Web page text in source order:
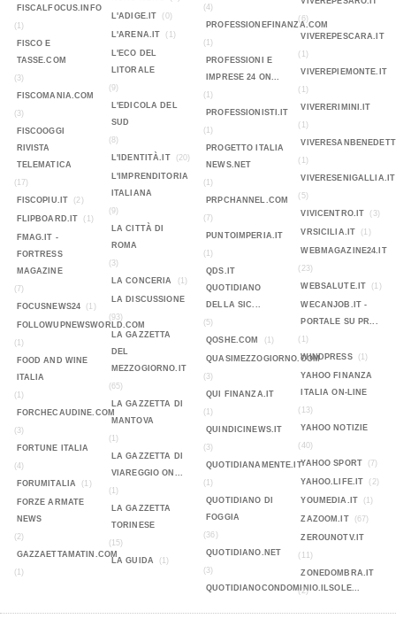
FISCALFOCUS.INFO
(1)
FISCO E
TASSE.COM
(3)
FISCOMANIA.COM
(3)
FISCOOGGI
RIVISTA
TELEMATICA
(17)
FISCOPIU.IT
(2)
FLIPBOARD.IT (1)
FMAG.IT -
FORTRESS
MAGAZINE
(7)
FOCUSNEWS24
(1)
FOLLOWUPNEWSWORLD.COM
(1)
FOOD AND WINE
ITALIA
(1)
FORCHECAUDINE.COM
(3)
FORTUNE ITALIA
(4)
FORUMITALIA
(1)
FORZE ARMATE
NEWS
(2)
GAZZAETTAMATIN.COM
(1)
L'ADIGE.IT (0)
L'ARENA.IT (1)
L'ECO DEL
LITORALE
(9)
L'EDICOLA DEL
SUD
(8)
L'IDENTITÀ.IT
(20)
L'IMPRENDITORIA
ITALIANA
(9)
LA CITTÀ DI
ROMA
(3)
LA CONCERIA
(1)
LA DISCUSSIONE
(93)
LA GAZZETTA
DEL
MEZZOGIORNO.IT
(65)
LA GAZZETTA DI
MANTOVA
(1)
LA GAZZETTA DI
VIAREGGIO ON...
(1)
LA GAZZETTA
TORINESE
(15)
LA GUIDA
(1)
(4)
PROFESSIONEFINANZA.COM
(1)
PROFESSIONI E
IMPRESE 24 ON...
(1)
PROFESSIONISTI.IT
(1)
PROGETTO ITALIA
NEWS.NET
(1)
PRPCHANNEL.COM
(7)
PUNTOIMPERIA.IT
(1)
QDS.IT
QUOTIDIANO
DELLA SIC...
(5)
QOSHE.COM
(1)
QUASIMEZZOGIORNO.COM
(3)
QUI FINANZA.IT
(1)
QUINDICINEWS.IT
(3)
QUOTIDIANAMENTE.IT
(1)
QUOTIDIANO DI
FOGGIA
(36)
QUOTIDIANO.NET
(3)
QUOTIDIANOCONDOMINIO.ILSOLE...
(6)
VIVEREPESCARA.IT
(1)
VIVEREPIEMONTE.IT
(1)
VIVERERIMINI.IT
(1)
(1)
VIVERESENIGALLIA.IT
(5)
VIVICENTRO.IT
(3)
VRSICILIA.IT (1)
WEBMAGAZINE24.IT
(23)
WEBSALUTE.IT
(1)
WECANJOB.IT -
PORTALE SU PR...
(1)
WINDPRESS
(1)
YAHOO FINANZA
ITALIA ON-LINE
(13)
YAHOO NOTIZIE
(40)
YAHOO SPORT
(7)
YAHOO.LIFE.IT (2)
YOUMEDIA.IT (1)
ZAZOOM.IT (67)
ZEROUNOTV.IT
(11)
ZONEDOMBRA.IT
(2)